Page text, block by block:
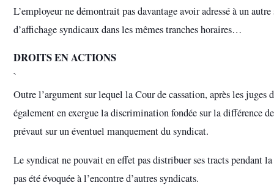
L’employeur ne démontrait pas davantage avoir adressé à un
d’affichage syndicaux dans les mêmes tranches horaires…
DROITS EN ACTIONS
`
Outre l’argument sur lequel la Cour de cassation, après les
également en exergue la discrimination fondée sur la différence
prévaut sur un éventuel manquement du syndicat.
Le syndicat ne pouvait en effet pas distribuer ses tracts pendant
pas été évoquée à l’encontre d’autres syndicats.